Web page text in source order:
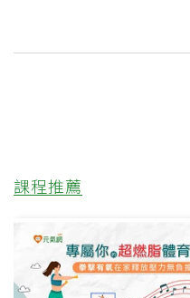
課程推薦